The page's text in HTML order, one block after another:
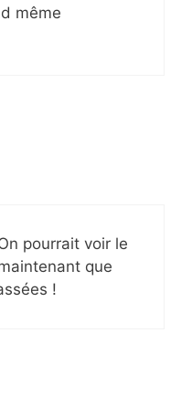
même
pourrait voir le
que
!